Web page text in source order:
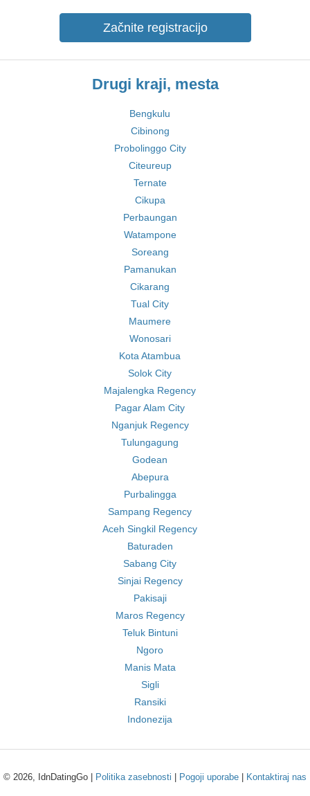
Začnite registracijo
Drugi kraji, mesta
Bengkulu
Cibinong
Probolinggo City
Citeureup
Ternate
Cikupa
Perbaungan
Watampone
Soreang
Pamanukan
Cikarang
Tual City
Maumere
Wonosari
Kota Atambua
Solok City
Majalengka Regency
Pagar Alam City
Nganjuk Regency
Tulungagung
Godean
Abepura
Purbalingga
Sampang Regency
Aceh Singkil Regency
Baturaden
Sabang City
Sinjai Regency
Pakisaji
Maros Regency
Teluk Bintuni
Ngoro
Manis Mata
Sigli
Ransiki
Indonezija
© 2026, IdnDatingGo | Politika zasebnosti Pogoji uporabe Kontaktiraj nas